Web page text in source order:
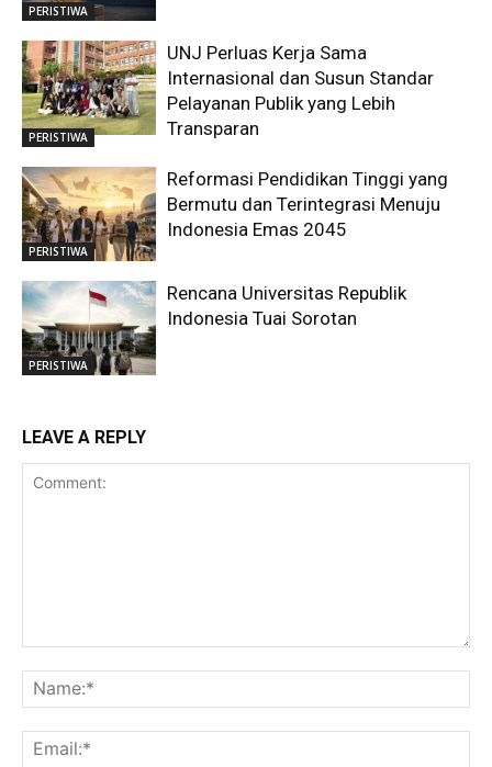
PERISTIWA
PERISTIWA
UNJ Perluas Kerja Sama
Internasional dan Susun Standar
Pelayanan Publik yang Lebih
Transparan
PERISTIWA
Reformasi Pendidikan Tinggi yang
Bermutu dan Terintegrasi Menuju
Indonesia Emas 2045
PERISTIWA
Rencana Universitas Republik
Indonesia Tuai Sorotan
LEAVE A REPLY